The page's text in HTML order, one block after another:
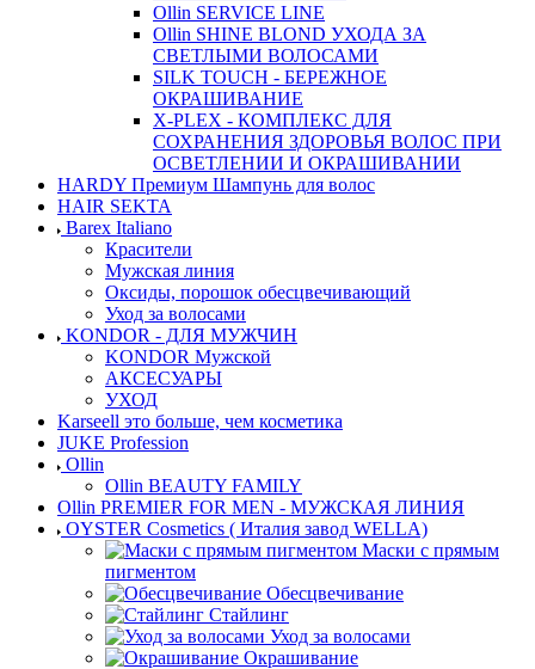
Ollin SERVICE LINE
Ollin SHINE BLOND УХОДА ЗА
СВЕТЛЫМИ ВОЛОСАМИ
SILK TOUCH - БЕРЕЖНОЕ
ОКРАШИВАНИЕ
X-PLEX - КОМПЛЕКС ДЛЯ
СОХРАНЕНИЯ ЗДОРОВЬЯ ВОЛОС ПРИ
ОСВЕТЛЕНИИ И ОКРАШИВАНИИ
HARDY Премиум Шампунь для волос
HAIR SEKTA
Barex Italiano
Красители
Мужская линия
Оксиды, порошок обесцвечивающий
Уход за волосами
KONDOR - ДЛЯ МУЖЧИН
KONDOR Мужской
АКСЕСУАРЫ
УХОД
Karseell это больше, чем косметика
JUKE Profession
Ollin
Ollin BEAUTY FAMILY
Ollin PREMIER FOR MEN - МУЖСКАЯ ЛИНИЯ
OYSTER Cosmetics ( Италия завод WELLA)
Маски с прямым
пигментом
Обесцвечивание
Стайлинг
Уход за волосами
Окрашивание